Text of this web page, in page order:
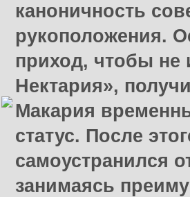
каноничность
рукоположения.
приход, чтобы
Нектария»,
Макария
статус. После
самоустранился
занимаясь